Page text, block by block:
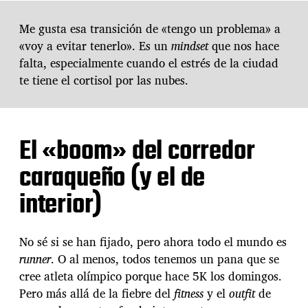
a
c
o
r
r
e
r
l
2
K
f
e
n
ó
m
Me gusta esa transición de «tengo un problema» a
«voy a evitar tenerlo». Es unmindsetque nos hace
falta, especialmente cuando el estrés de la ciudad
te tiene el cortisol por las nubes.
El «boom» del corredor
caraqueño (y el de
interior)
No sé si se han fijado, pero ahora todo el mundo es
runner. O al menos, todos tenemos un pana que se
cree atleta olímpico porque hace 5K los domingos.
Pero más allá de la fiebre delfitnessy eloutfitde